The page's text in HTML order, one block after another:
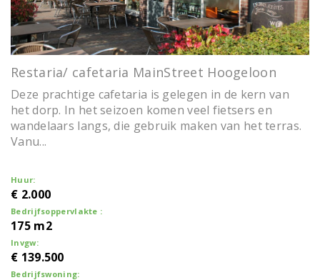
t
i
o
Restaria/ cafetaria MainStreet Hoogeloon
Deze prachtige cafetaria is gelegen in de kern van
het dorp. In het seizoen komen veel fietsers en
wandelaars langs, die gebruik maken van het terras.
Vanu...
Huur:
€ 2.000
Bedrijfsoppervlakte :
175 m2
Invgw:
€ 139.500
Bedrijfswoning: